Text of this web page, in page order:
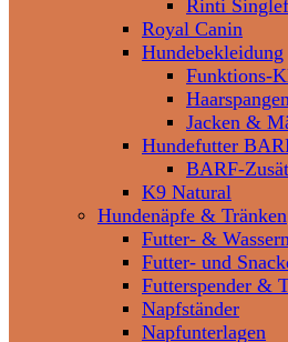
Rinti
Royal Canin
Hundebekleidung
Funktions-
Jacken &
Hundefutter
BARF-
K9 Natural
Hundenäpfe & Tränken
Futter- &
Futter- und
Futterspender &
Napfständer
Napfunterlagen